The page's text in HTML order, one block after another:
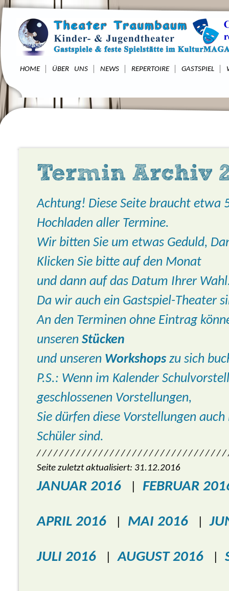
HOME ÜBER UNS NEWS REPERTOIRE GASTSPIEL
Termin Archiv
Achtung! Diese Seite braucht etwa
Hochladen aller Termine.
Wir bitten Sie um etwas Geduld,
Klicken Sie bitte auf den Monat
und dann auf das Datum Ihrer
Da wir auch ein Gastspiel-Theater
An den Terminen ohne Eintrag
unseren Stücken
und unseren Workshopszu sich
P.S.: Wenn im Kalender
geschlossenen Vorstellungen,
Sie dürfen diese Vorstellungen auch
Schüler sind.
/ / / / / / / / / / / / / / / / / / / / / / / / / / / / / / / / /
Seite zuletzt aktualisiert: 31.12.2016
JANUAR 2016 FEBRUAR
APRIL 2016 MAI 2016 |
JULI 2016 |AUGUST 2016